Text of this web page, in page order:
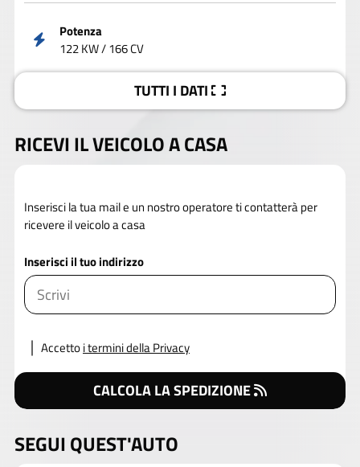
Potenza
122 KW / 166 CV
TUTTI I DATI
RICEVI IL VEICOLO A CASA
Inserisci la tua mail e un nostro operatore ti contatterà per
ricevere il veicolo a casa
Inserisci il tuo indirizzo
Accettoi termini della Privacy
CALCOLA LA SPEDIZIONE
SEGUI QUEST'AUTO